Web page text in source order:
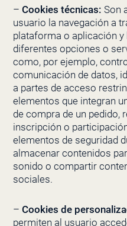
– Cookies técnicas: Son
usuario la navegación a
plataforma o aplicación y
diferentes opciones o
como, por ejemplo,
comunicación de datos,
a partes de acceso
elementos que integran
de compra de un pedido,
inscripción o
elementos de seguridad
almacenar contenidos
sonido o compartir
sociales.
– Cookies de
permiten al usuario